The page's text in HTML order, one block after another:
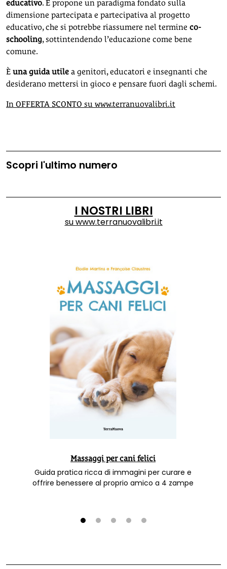
educativo. E propone un paradigma fondato sulla
dimensione partecipata e partecipativa al progetto
educativo, che si potrebbe riassumere nel termine co-
schooling, sottintendendo l’educazione come bene
comune.
È una guida utile a genitori, educatori e insegnanti che
desiderano mettersi in gioco e pensare fuori dagli schemi.
In OFFERTA SCONTO su www.terranuovalibri.it
Scopri l'ultimo numero
I NOSTRI LIBRI
suwww.terranuovalibri.it
Massaggi per cani felici
Guida pratica ricca di immagini per curare e
offrire benessere al proprio amico a 4 zampe